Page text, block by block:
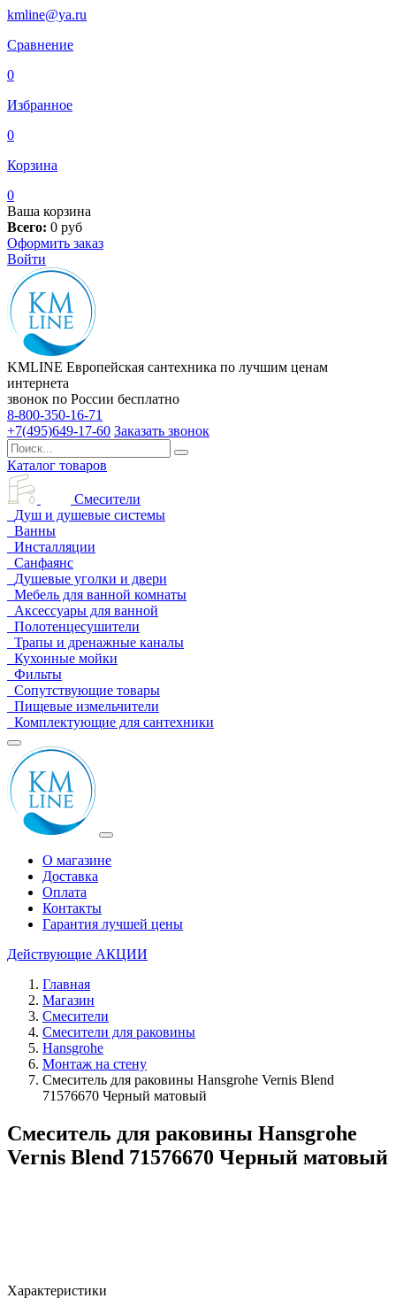
kmline@ya.ru
Сравнение
0
Избранное
0
Корзина
0
Ваша корзина
Всего: 0 руб
Оформить заказ
Войти
KMLINE Европейская сантехника по лучшим ценам
интернета
звонок по России бесплатно
8-800-350-16-71
+7(495)649-17-60 Заказать звонок
Каталог товаров
Смесители
Душ и душевые системы
Ванны
Инсталляции
Санфаянс
Душевые уголки и двери
Мебель для ванной комнаты
Аксессуары для ванной
Полотенцесушители
Трапы и дренажные каналы
Кухонные мойки
Фильты
Сопутствующие товары
Пищевые измельчители
Комплектующие для сантехники
О магазине
Доставка
Оплата
Контакты
Гарантия лучшей цены
Действующие АКЦИИ
Главная
Магазин
Смесители
Смесители для раковины
Hansgrohe
Монтаж на стену
Смеситель для раковины Hansgrohe Vernis Blend
71576670 Черный матовый
Смеситель для раковины Hansgrohe
Vernis Blend 71576670 Черный матовый
Характеристики